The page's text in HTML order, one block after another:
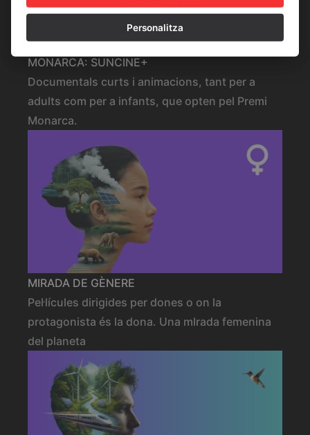
MONARCA: SUNCINE+
Documentals curts i animacions, tant per a
adults com per a infants, que opten pel Premi
Monarca.
MIRADA DE GÈNERE
Pel·lícules dirigides per dones o on la
protagonista és la dona. Una mIrada femenina
del planeta
Personalitza